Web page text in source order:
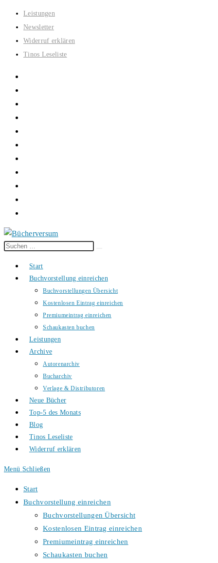
Zum
Inhalt
springen
Leistungen
Newsletter
Widerruf erklären
Tinos Leseliste
Diese
durchsuchen
Start
Buchvorstellung einreichen
Buchvorstellungen Übersicht
Kostenlosen Eintrag einreichen
Premiumeintrag einreichen
Schaukasten buchen
Leistungen
Archive
Autorenarchiv
Bucharchiv
Verlage & Distributoren
Neue Bücher
Top-5 des Monats
Blog
Tinos Leseliste
Widerruf erklären
Menü Schließen
Start
Buchvorstellung einreichen
Buchvorstellungen Übersicht
Kostenlosen Eintrag einreichen
Premiumeintrag einreichen
Schaukasten buchen